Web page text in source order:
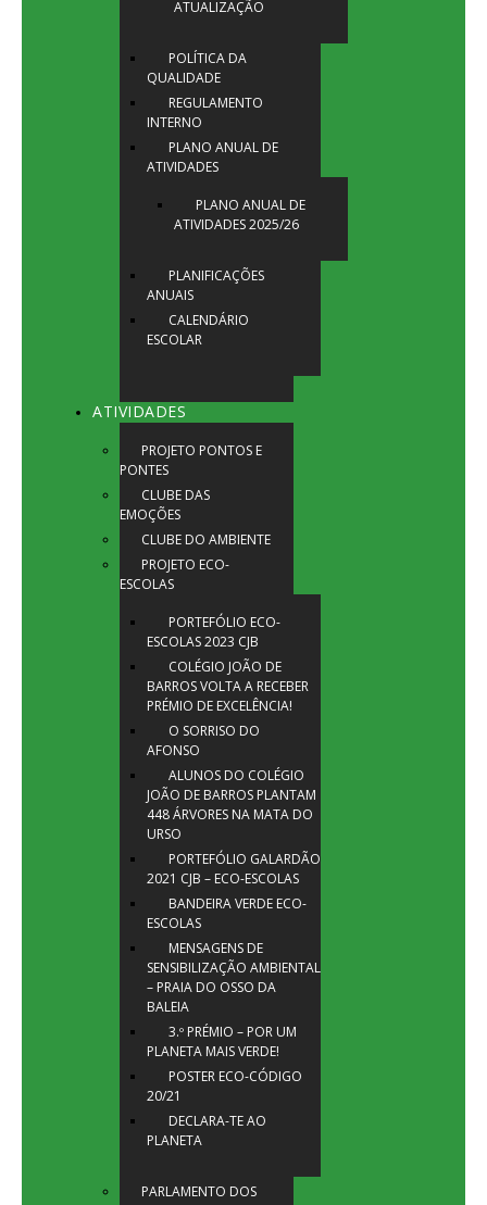
ATUALIZAÇÃO
POLÍTICA DA
QUALIDADE
REGULAMENTO
INTERNO
PLANO ANUAL DE
ATIVIDADES
PLANO ANUAL DE
ATIVIDADES 2025/26
PLANIFICAÇÕES
ANUAIS
CALENDÁRIO
ESCOLAR
ATIVIDADES
PROJETO PONTOS E
PONTES
CLUBE DAS
EMOÇÕES
CLUBE DO AMBIENTE
PROJETO ECO-
ESCOLAS
PORTEFÓLIO ECO-
ESCOLAS 2023 CJB
COLÉGIO JOÃO DE
BARROS VOLTA A RECEBER
PRÉMIO DE EXCELÊNCIA!
O SORRISO DO
AFONSO
ALUNOS DO COLÉGIO
JOÃO DE BARROS PLANTAM
448 ÁRVORES NA MATA DO
URSO
PORTEFÓLIO GALARDÃO
2021 CJB – ECO-ESCOLAS
BANDEIRA VERDE ECO-
ESCOLAS
MENSAGENS DE
SENSIBILIZAÇÃO AMBIENTAL
– PRAIA DO OSSO DA
BALEIA
3.º PRÉMIO – POR UM
PLANETA MAIS VERDE!
POSTER ECO-CÓDIGO
20/21
DECLARA-TE AO
PLANETA
PARLAMENTO DOS